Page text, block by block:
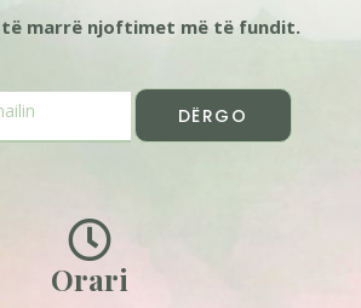
të marrë njoftimet më të fundit.
DËRGO
Orari